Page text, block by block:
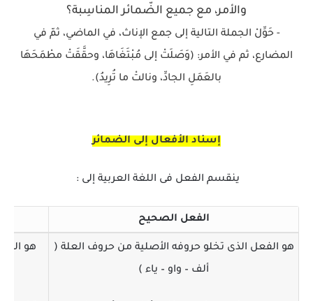
والأمر، مع جميع الضّمائر المناسِبة؟
- حَوِّلْ الجملة التالية إلى جمع الإناث، في الماضي، ثمّ في
المضارع، ثم في الأمر: (وَصَلَتْ إلى مُبْتَغَاهَا، وحقَّقَتْ مطْمَحَهَا
بالعَمَلِ الجادِّ، ونالتْ ما تُرِيدُ).
إسناد الأفعال إلى الضمائر
ينقسم الفعل فى اللغة العربية إلى :
الفعل الصحيح
هو الفعل الذى تخلو حروفه الأصلية من حروف العلة (
ألف – واو – ياء )
هو